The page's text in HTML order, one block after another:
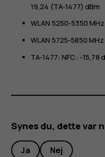
19,24 (TA-1477) dBm
WLAN 5250-5350
WLAN 5725-5850
TA-1477: NFC: -15,78
Synes du, dette var
Ja Nej